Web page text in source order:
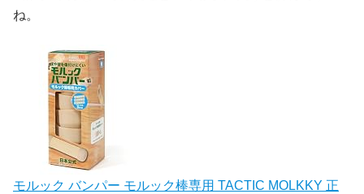
ね。
モルック バンパー モルック棒専用 TACTIC MOLKKY 正